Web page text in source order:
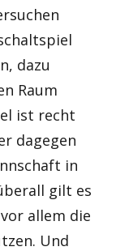
dazu
Raum
ist recht
dagegen
in
gilt es
allem die
Und